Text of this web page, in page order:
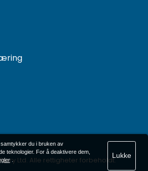
Ltd. Alle rettigheter forbeholdt.
du i bruken av
teknologier. For å deaktivere dem,
.
Lukke